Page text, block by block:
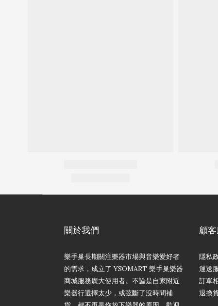
關於我們
樂手巢長期關注樂器市場與音樂愛好者
的需求，成立了 YSOMART 樂手巢樂器
商城服務廣大使用者。不論是自家附近
樂器行選擇太少，或弦斷了沒時間補
顧
隱私
運送
訂單
退換